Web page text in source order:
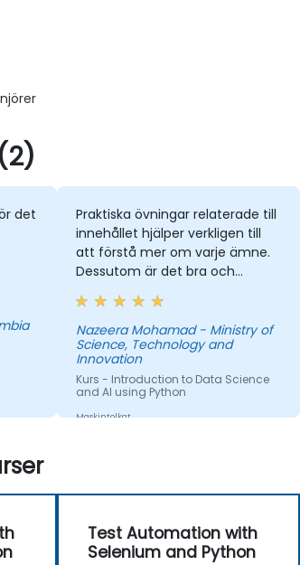
det
Praktiska övningar relaterade till
innehållet hjälper verkligen till
att förstå mer om varje ämne.
Dessutom är det bra och
hjälpsamt att börja lektionen
med en föreläsning och sedan
fortsätta med praktiska
övningar, vilket gör det lättare
att relatera till den tidigare
presenterade föreläsningen.
Nazeera Mohamad - Ministry of
Science, Technology and
Innovation
Kurs - Introduction to Data Science
and AI using Python
Maskintolkat
Test Automation with
Selenium and Python